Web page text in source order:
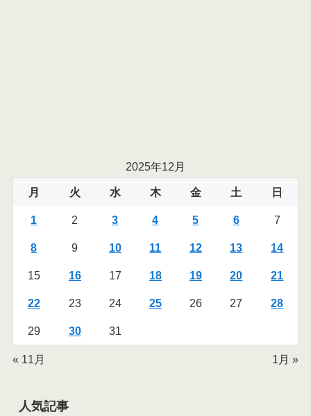
2025年12月
月 火 水 木 金 土 日
1 2 3 4 5 6 7
8 9 10 11 12 13 14
15 16 17 18 19 20 21
22 23 24 25 26 27 28
29 30 31
« 11月 1月 »
人気記事